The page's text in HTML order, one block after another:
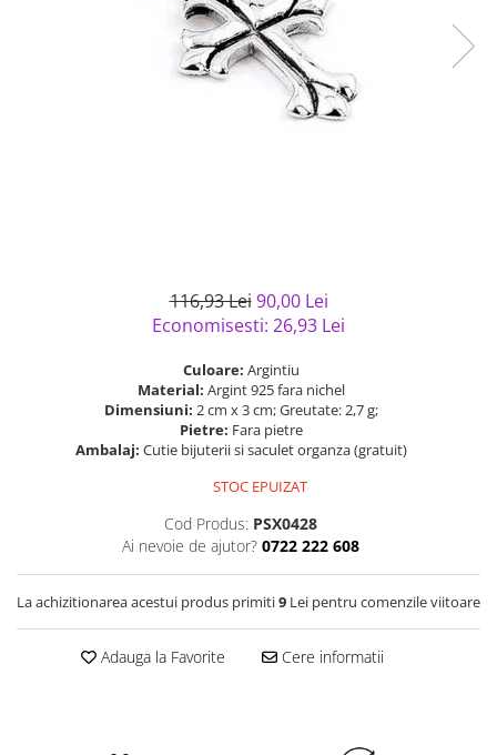
Bijuterii argint placat cu aur
Bijuterii gotice si rock
Solutii si lavete de curatare
116,93 Lei 90,00 Lei
Economisesti: 26,93 Lei
Culoare: Argintiu
Material: Argint 925 fara nichel
Dimensiuni: 2 cm x 3 cm; Greutate: 2,7 g;
Pietre: Fara pietre
Ambalaj: Cutie bijuterii si saculet organza (gratuit)
STOC EPUIZAT
Cod Produs: PSX0428
Ai nevoie de ajutor? 0722 222 608
La achizitionarea acestui produs primiti9 Lei pentru comenzile viitoare
Adauga la Favorite Cere informatii